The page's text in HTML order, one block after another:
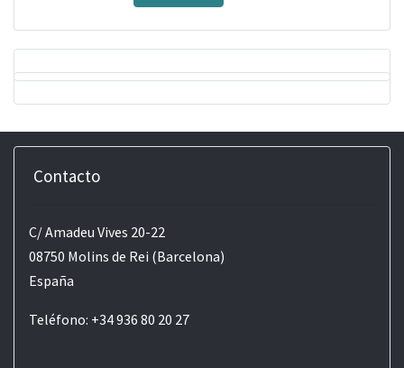
Contacto
C/ Amadeu Vives 20-22
08750 Molins de Rei (Barcelona)
España
Teléfono: +34 936 80 20 27